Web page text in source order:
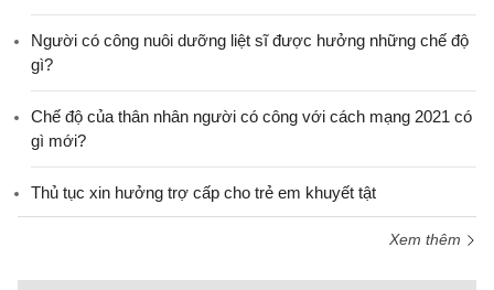
Người có công nuôi dưỡng liệt sĩ được hưởng những chế độ
gì?
Chế độ của thân nhân người có công với cách mạng 2021 có
gì mới?
Thủ tục xin hưởng trợ cấp cho trẻ em khuyết tật
Xem thêm